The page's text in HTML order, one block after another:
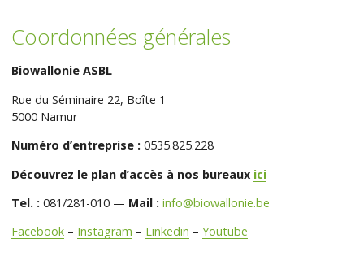
Coordonnées générales
Biowallonie ASBL
Rue du Séminaire 22, Boîte 1
5000 Namur
Numéro d’entreprise : 0535.825.228
Découvrez le plan d’accès à nos bureaux ici
Tel. : 081/281-010 — Mail : info@biowallonie.be
Facebook – Instagram – Linkedin –Youtube